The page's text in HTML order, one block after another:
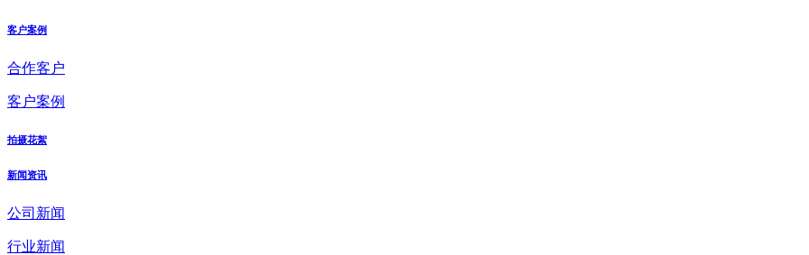
客户案例
合作客户
客户案例
拍摄花絮
新闻资讯
公司新闻
行业新闻